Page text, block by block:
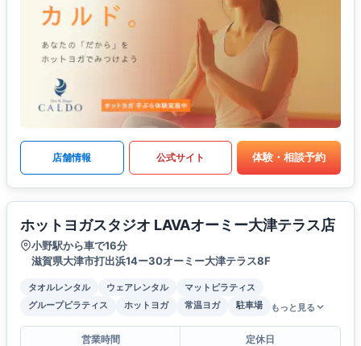
店舗情報 公式サイト 体験・相談予約
ホットヨガスタジオ LAVAオーミー大津テラス店
小野駅から車で16分
滋賀県大津市打出浜14ー30オーミー大津テラス8F
タオルレンタル ウェアレンタル
マットピラティス
グループピラティス
ホットヨガ 常温ヨガ 駐車場 もっと見る
営業時間
定休日